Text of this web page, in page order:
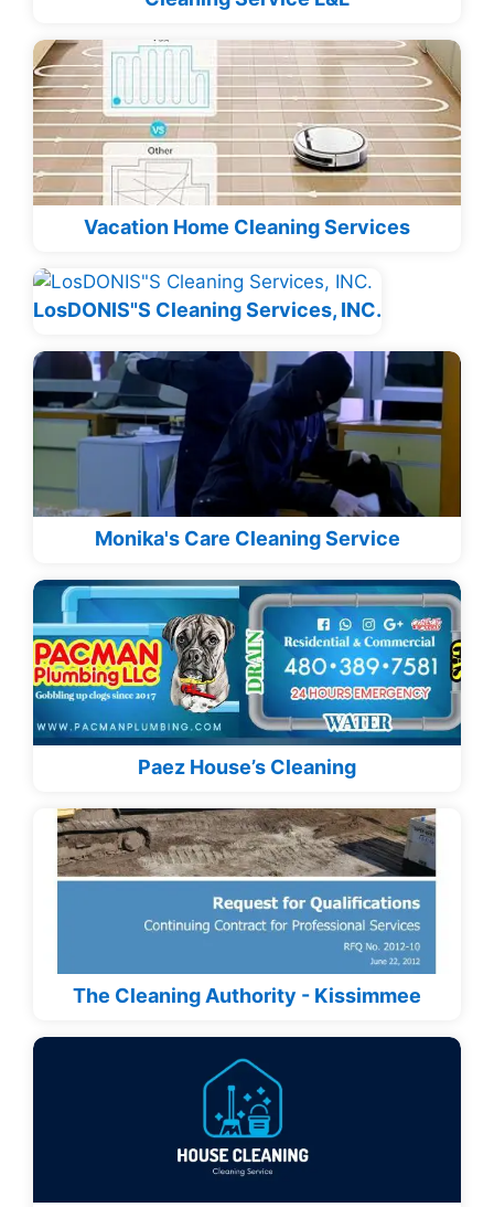
Vacation Home Cleaning Services
LosDONIS"S Cleaning Services, INC.
Monika's Care Cleaning Service
Paez House’s Cleaning
The Cleaning Authority - Kissimmee